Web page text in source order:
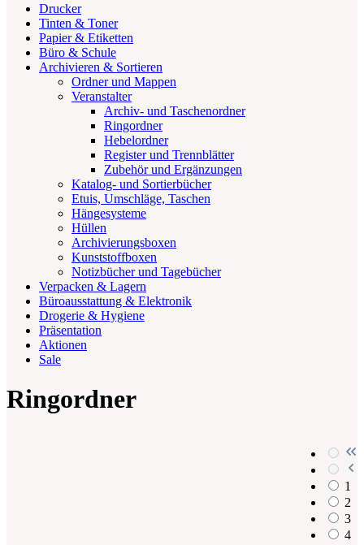
Drucker
Tinten & Toner
Papier & Etiketten
Büro & Schule
Archivieren & Sortieren
Ordner und Mappen
Veranstalter
Archiv- und Taschenordner
Ringordner
Hebelordner
Register und Trennblätter
Zubehör und Ergänzungen
Katalog- und Sortierbücher
Etuis, Umschläge, Taschen
Hängesysteme
Hüllen
Archivierungsboxen
Kunststoffboxen
Notizbücher und Tagebücher
Verpacken & Lagern
Büroausstattung & Elektronik
Drogerie & Hygiene
Präsentation
Aktionen
Sale
Ringordner
1
2
3
4